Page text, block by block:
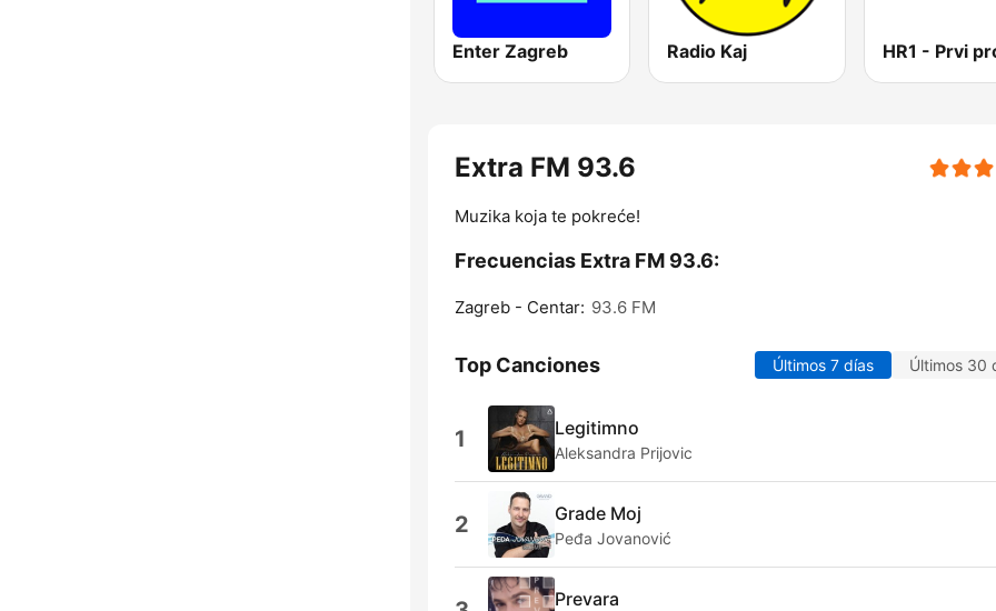
Enter Zagreb Radio Kaj
Extra FM 93.6
Muzika koja te pokreće!
Frecuencias Extra FM 93.6:
Zagreb - Centar: 93.6 FM
Top Canciones Últimos 7 días Últimos 30
1 Legitimno
Aleksandra Prijovic
2 Grade Moj
Peđa Jovanović
Prevara